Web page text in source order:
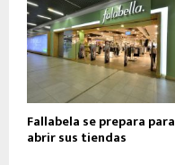
Fallabela se prepara para
abrir sus tiendas